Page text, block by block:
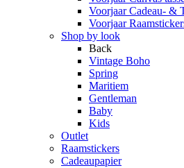
Voorjaar Cadeau- &
Voorjaar
Shop by look
Back
Vintage Boho
Spring
Maritiem
Gentleman
Baby
Kids
Outlet
Raamstickers
Cadeaupapier